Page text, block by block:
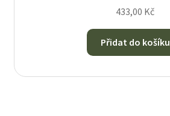
433,00 Kč
Přidat do košíku